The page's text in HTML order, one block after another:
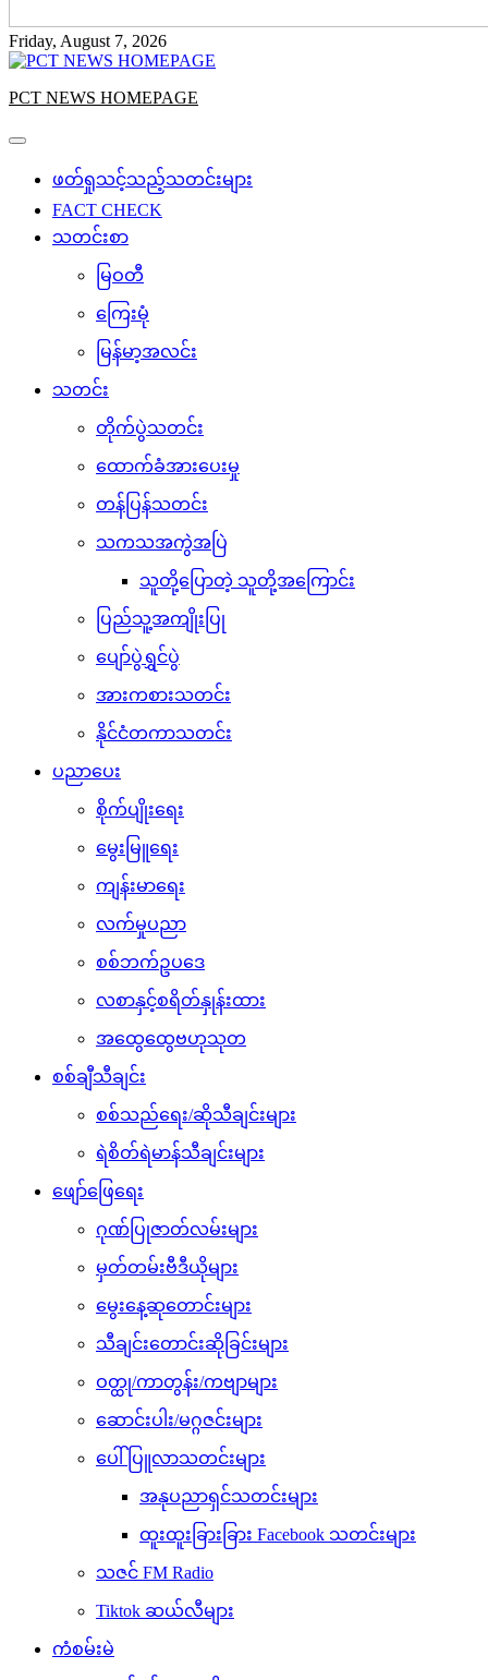
Friday, August 7, 2026
PCT NEWS HOMEPAGE
ဖတ်ရှုသင့်သည့်သတင်းများ
FACT CHECK
သတင်းစာ
မြဝတီ
ကြေးမုံ
မြန်မာ့အလင်း
သတင်း
တိုက်ပွဲသတင်း
ထောက်ခံအားပေးမှု
တန်ပြန်သတင်း
သကသအကွဲအပြဲ
သူတို့ပြောတဲ့ သူတို့အကြောင်း
ပြည်သူ့အကျိုးပြု
ပျော်ပွဲရွှင်ပွဲ
အားကစားသတင်း
နိုင်ငံတကာသတင်း
ပညာပေး
စိုက်ပျိုးရေး
မွေးမြူရေး
ကျန်းမာရေး
လက်မှုပညာ
စစ်ဘက်ဥပဒေ
လစာနှင့်စရိတ်နှုန်းထား
အထွေထွေဗဟုသုတ
စစ်ချီသီချင်း
စစ်သည်ရေး/ဆိုသီချင်းများ
ရဲစိတ်ရဲမာန်သီချင်းများ
ဖျော်ဖြေရေး
ဂုဏ်ပြုဇာတ်လမ်းများ
မှတ်တမ်းဗီဒီယိုများ
မွေးနေ့ဆုတောင်းများ
သီချင်းတောင်းဆိုခြင်းများ
ဝတ္ထု/ကာတွန်း/ကဗျာများ
ဆောင်းပါး/မဂ္ဂဇင်းများ
ပေါ်ပြူလာသတင်းများ
အနုပညာရှင်သတင်းများ
ထူးထူးခြားခြား Facebook သတင်းများ
သဇင် FM Radio
Tiktok ဆယ်လီများ
ကံစမ်းမဲ